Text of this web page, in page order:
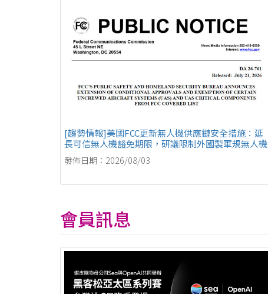
[趨勢情報]美國FCC更新無人機供應鏈安全措施：延
長可信無人機豁免期限，研議限制外國製軍規無人機
發佈日期：2026/08/03
會員訊息